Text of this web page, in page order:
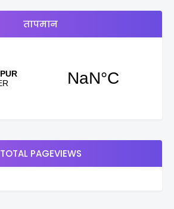
तापमान
TOTAL PAGEVIEWS